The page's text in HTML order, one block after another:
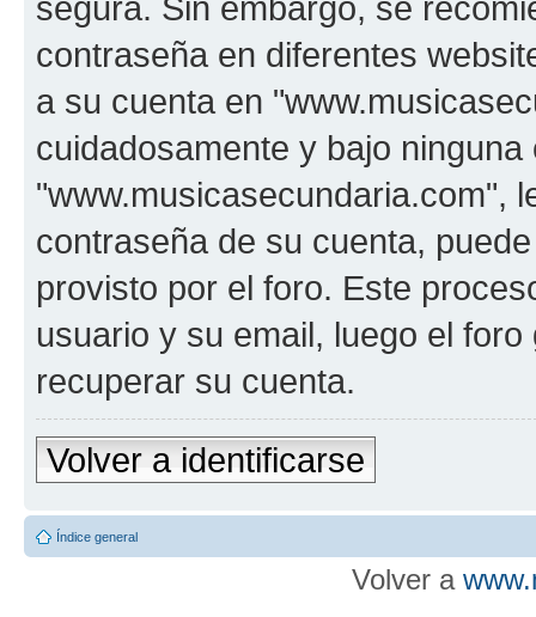
contraseña en diferentes
a su cuenta en
cuidadosamente y bajo
"www.musicasecundaria.com",
contraseña de su cuenta,
provisto por el foro. Este
usuario y su email, luego el
recuperar su cuenta.
Volver a identificarse
Índice general
Volver a